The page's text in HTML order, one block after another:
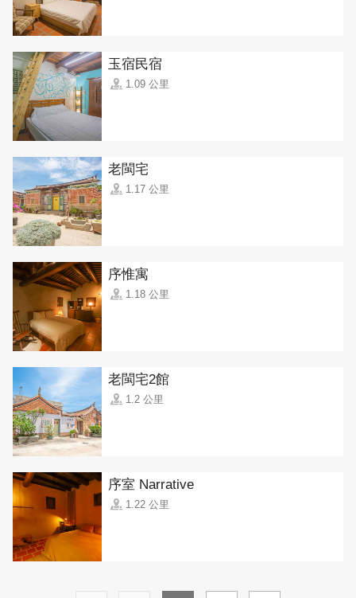
玉宿民宿
1.09 公里
老閩宅
1.17 公里
序惟寓
1.18 公里
老閩宅2館
1.2 公里
序室 Narrative
1.22 公里